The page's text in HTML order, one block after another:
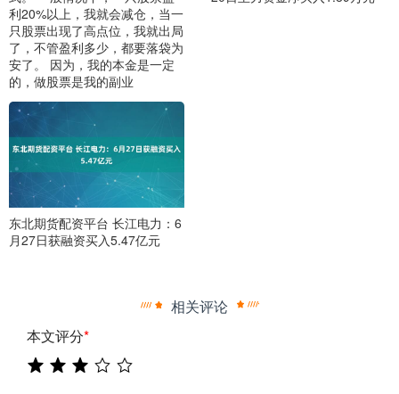
利20%以上，我就会减仓，当一
只股票出现了高点位，我就出局
了，不管盈利多少，都要落袋为
安了。 因为，我的本金是一定
的，做股票是我的副业
东北期货配资平台 长江电力：6
月27日获融资买入5.47亿元
相关评论
本文评分*